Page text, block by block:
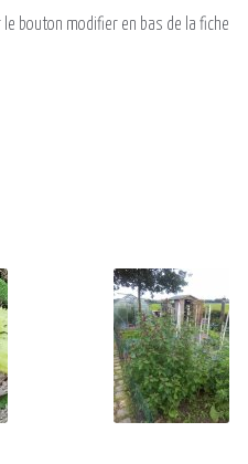
bouton modifier en bas de la fiche